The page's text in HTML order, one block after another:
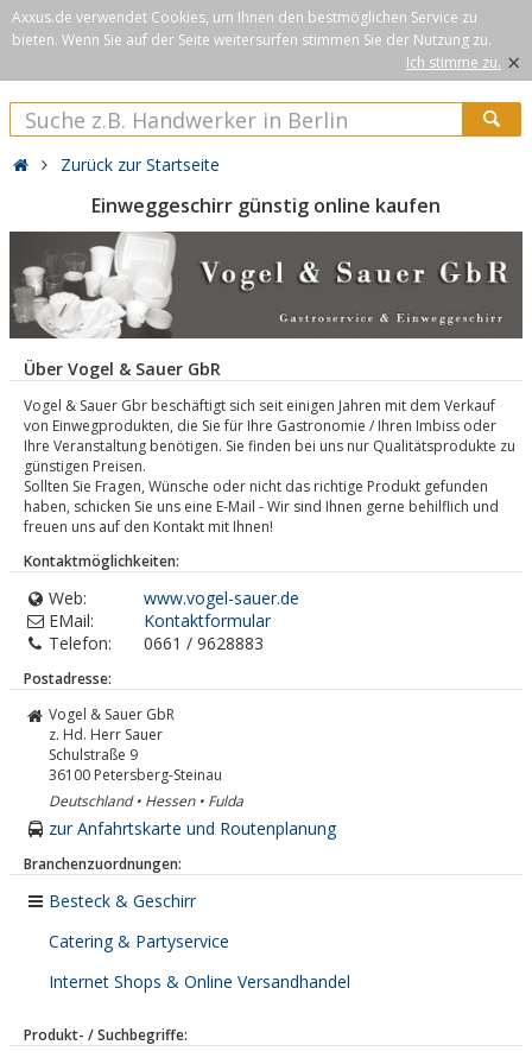
Axxus.de verwendet Cookies, um Ihnen den bestmöglichen Service zu
bieten. Wenn Sie auf der Seite weitersurfen stimmen Sie der Nutzung zu.
Ich stimme zu. ×
Zurück zur Startseite
Einweggeschirr günstig online kaufen
Über Vogel & Sauer GbR
Vogel & Sauer Gbr beschäftigt sich seit einigen Jahren mit dem Verkauf
von Einwegprodukten, die Sie für Ihre Gastronomie / Ihren Imbiss oder
Ihre Veranstaltung benötigen. Sie finden bei uns nur Qualitätsprodukte zu
günstigen Preisen.
Sollten Sie Fragen, Wünsche oder nicht das richtige Produkt gefunden
haben, schicken Sie uns eine E-Mail - Wir sind Ihnen gerne behilflich und
freuen uns auf den Kontakt mit Ihnen!
Kontaktmöglichkeiten:
Web:
www.vogel-sauer.de
EMail:
Kontaktformular
Telefon:
0661 / 9628883
Postadresse:
Vogel & Sauer GbR
z. Hd. Herr Sauer
Schulstraße 9
36100 Petersberg-Steinau
Deutschland • Hessen • Fulda
zur Anfahrtskarte und Routenplanung
Branchenzuordnungen:
Besteck & Geschirr
Catering & Partyservice
Internet Shops & Online Versandhandel
Produkt- / Suchbegriffe: